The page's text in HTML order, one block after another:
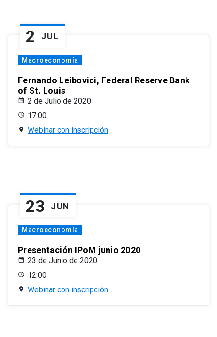
2 JUL
Macroeconomía
Fernando Leibovici, Federal Reserve Bank
of St. Louis
2 de Julio de 2020
17:00
Webinar con inscripción
23 JUN
Macroeconomía
Presentación IPoM junio 2020
23 de Junio de 2020
12:00
Webinar con inscripción